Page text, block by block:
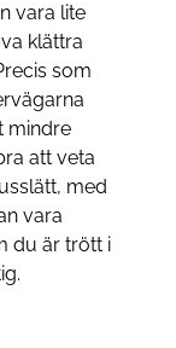
vara lite
klättra
som
mindre
att veta
med
vara
du är trött i